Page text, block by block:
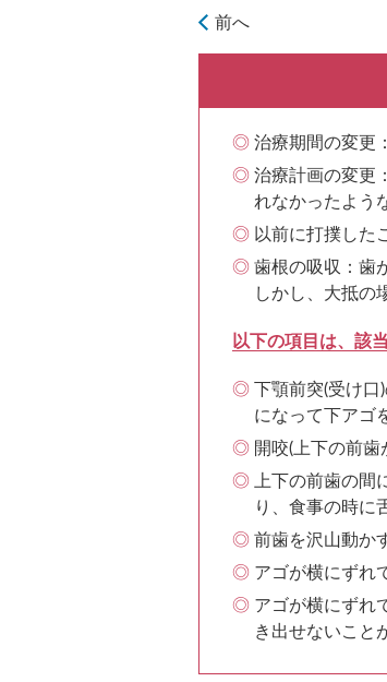
前へ
治療期間の変更
治療計画の変更
れなかったよう
以前に打撲した
歯根の吸収：歯
しかし、大抵の
以下の項目は、該
下顎前突(受け
になって下アゴ
開咬(上下の前
上下の前歯の
り、食事の時に
前歯を沢山動か
アゴが横にずれ
アゴが横にずれ
き出せないこと